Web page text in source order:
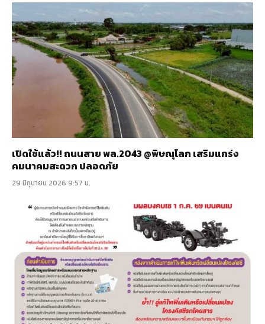
เปิดใช้แล้ว!! ถนนสาย พล.2043 @พิษณุโลก เสริมแกร่ง
คมนาคมสะดวก ปลอดภัย
29 มิถุนายน 2026 9:57 น.